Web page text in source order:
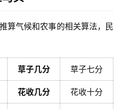
算气候和农事的相关算法，民
草子几分 草子七分
花收几分 花收十分